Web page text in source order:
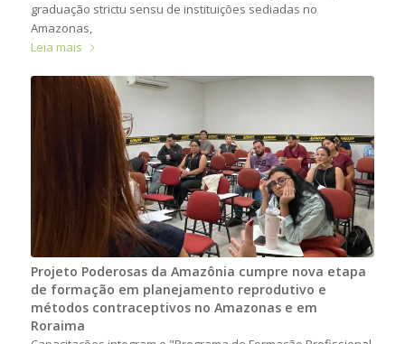
graduação strictu sensu de instituições sediadas no
Amazonas,
Leia mais
Projeto Poderosas da Amazônia cumpre nova etapa
de formação em planejamento reprodutivo e
métodos contraceptivos no Amazonas e em
Roraima